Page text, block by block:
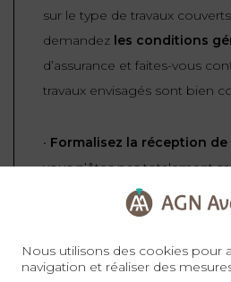
sur le type de travaux
demandez les conditions
d’assurance et faites-vous
travaux envisagés sont bien
• Formalisez la réception
vous n’êtes pas totalement
régularisez un
réception avec réserves
ce n’est qu’à compter de la
chantier que la garantie
Nous utilisons des cookies pour
navigation et réaliser des